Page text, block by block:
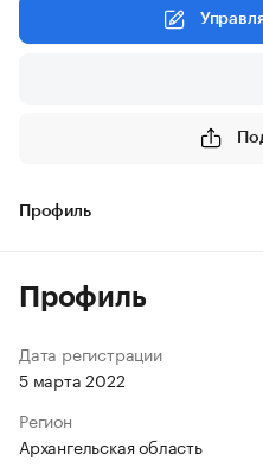
Профиль
Профиль
Дата регистрации
5 марта 2022
Регион
Архангельская область